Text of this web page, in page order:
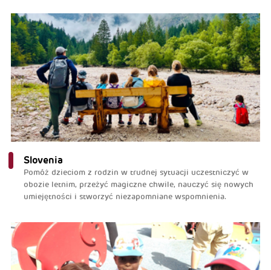
Slovenia
Pomóż dzieciom z rodzin w trudnej sytuacji uczestniczyć w
obozie letnim, przeżyć magiczne chwile, nauczyć się nowych
umiejętności i stworzyć niezapomniane wspomnienia.